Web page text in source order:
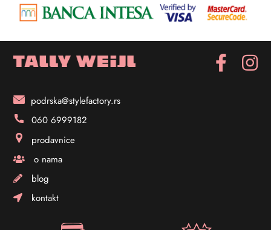
podrska@stylefactory.rs
060 6999182
prodavnice
o nama
blog
kontakt